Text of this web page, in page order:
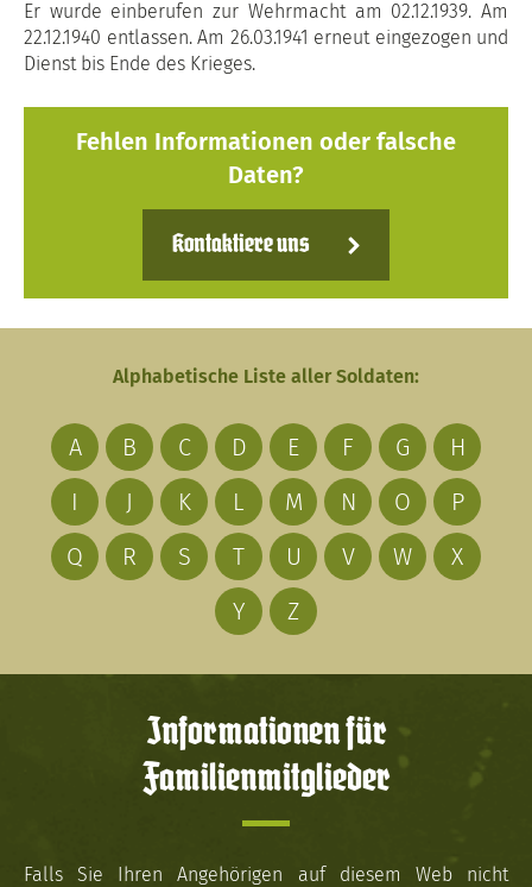
Er wurde einberufen zur Wehrmacht am 02.12.1939. Am
22.12.1940 entlassen. Am 26.03.1941 erneut eingezogen und
Dienst bis Ende des Krieges.
Fehlen Informationen oder falsche
Daten?
Kontaktiere uns
Alphabetische Liste aller Soldaten:
A B C D E F G
H
I
J K L M N O
P
Q
R S T U V W
X
Y
Z
Informationen für
Familienmitglieder
Falls Sie Ihren Angehörigen auf diesem Web nicht